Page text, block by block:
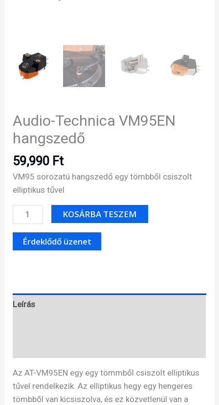
Audio-Technica VM95EN
hangszedő
59,990 Ft
VM95 sorozatú hangszedő egy tömbből csiszolt
elliptikus tűvel
Audio-
Technica
VM95EN
hangszedő
KOSÁRBA TESZEM
Leírás
Az AT-VM95EN egy egy tömmből csiszolt elliptikus
tűvel rendelkezik. Az elliptikus hegy egy hengeres
tömbből van kicsiszolva, és ez közvetlenül van a